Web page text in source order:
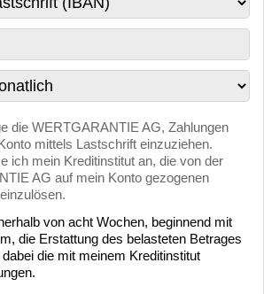
die WERTGARANTIE AG, Zahlungen
mittels Lastschrift einzuziehen.
ich mein Kreditinstitut an, die von der
AG auf mein Konto gezogenen
von acht Wochen, beginnend mit
die Erstattung des belasteten Betrages
die mit meinem Kreditinstitut